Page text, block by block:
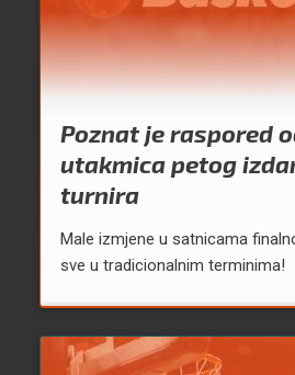
Poznat je raspored
utakmica petog
turnira
Male izmjene u satnicama
sve u tradicionalnim terminima!